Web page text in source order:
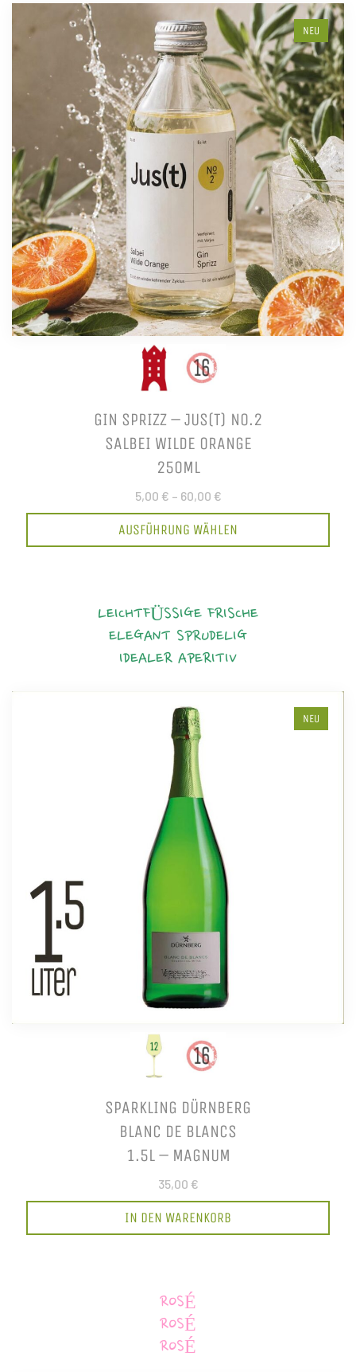
NEU
GIN SPRIZZ – JUS(T) NO.2
SALBEI WILDE ORANGE
250ML
5,00 € – 60,00 €
AUSFÜHRUNG WÄHLEN
LEICHTFÜSSIGE FRISCHE
ELEGANT SPRUDELIG
IDEALER APERITIV
NEU
SPARKLING DÜRNBERG
BLANC DE BLANCS
1.5L – MAGNUM
35,00 €
IN DEN WARENKORB
ROSÉ
ROSÉ
ROSÉ